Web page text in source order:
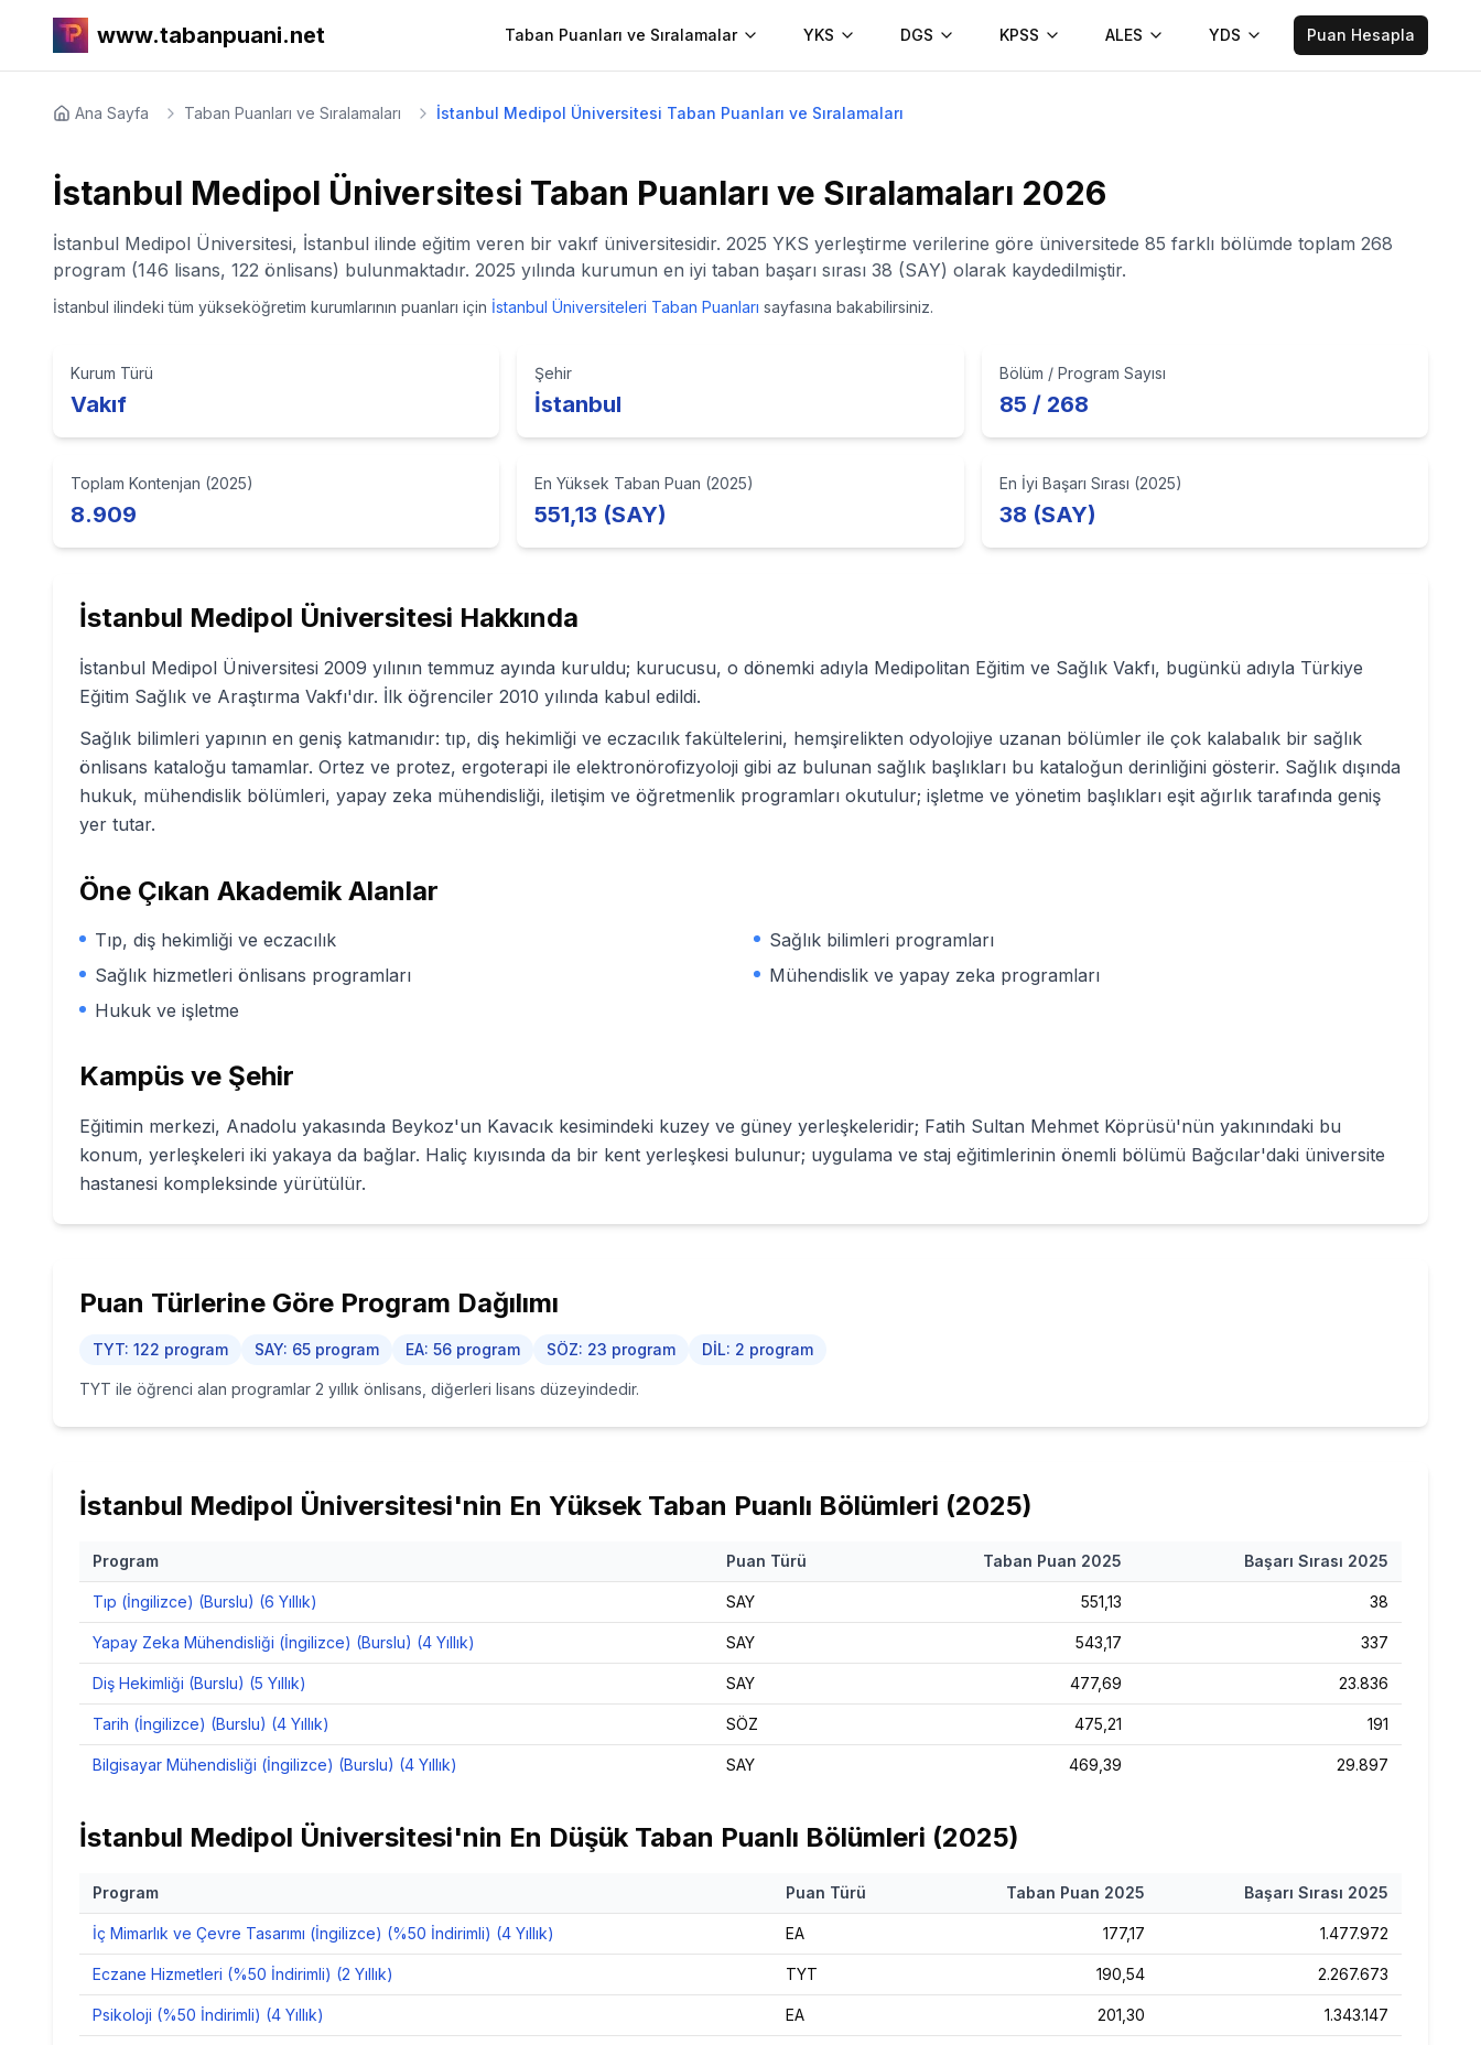
www.tabanpuani.net Taban Puanları ve Sıralamalar YKS DGS KPSS ALES YDS Puan Hesapla
Ana Sayfa Taban Puanları ve Sıralamaları İstanbul Medipol Üniversitesi Taban Puanları ve Sıralamaları
İstanbul Medipol Üniversitesi Taban Puanları ve Sıralamaları 2026
İstanbul Medipol Üniversitesi, İstanbul ilinde eğitim veren bir vakıf üniversitesidir. 2025 YKS yerleştirme verilerine göre üniversitede 85 farklı bölümde toplam 268
program (146 lisans, 122 önlisans) bulunmaktadır. 2025 yılında kurumun en iyi taban başarı sırası 38 (SAY) olarak kaydedilmiştir.
İstanbul ilindeki tüm yükseköğretim kurumlarının puanları için İstanbul Üniversiteleri Taban Puanları sayfasına bakabilirsiniz.
Kurum Türü
Vakıf
Şehir
İstanbul
Bölüm / Program Sayısı
85 / 268
Toplam Kontenjan (2025)
8.909
En Yüksek Taban Puan (2025)
551,13 (SAY)
En İyi Başarı Sırası (2025)
38 (SAY)
İstanbul Medipol Üniversitesi Hakkında
İstanbul Medipol Üniversitesi 2009 yılının temmuz ayında kuruldu; kurucusu, o dönemki adıyla Medipolitan Eğitim ve Sağlık Vakfı, bugünkü adıyla Türkiye
Eğitim Sağlık ve Araştırma Vakfı'dır. İlk öğrenciler 2010 yılında kabul edildi.
Sağlık bilimleri yapının en geniş katmanıdır: tıp, diş hekimliği ve eczacılık fakültelerini, hemşirelikten odyolojiye uzanan bölümler ile çok kalabalık bir sağlık
önlisans kataloğu tamamlar. Ortez ve protez, ergoterapi ile elektronörofizyoloji gibi az bulunan sağlık başlıkları bu kataloğun derinliğini gösterir. Sağlık dışında
hukuk, mühendislik bölümleri, yapay zeka mühendisliği, iletişim ve öğretmenlik programları okutulur; işletme ve yönetim başlıkları eşit ağırlık tarafında geniş
yer tutar.
Öne Çıkan Akademik Alanlar
Tıp, diş hekimliği ve eczacılık
Sağlık bilimleri programları
Sağlık hizmetleri önlisans programları
Mühendislik ve yapay zeka programları
Hukuk ve işletme
Kampüs ve Şehir
Eğitimin merkezi, Anadolu yakasında Beykoz'un Kavacık kesimindeki kuzey ve güney yerleşkeleridir; Fatih Sultan Mehmet Köprüsü'nün yakınındaki bu
konum, yerleşkeleri iki yakaya da bağlar. Haliç kıyısında da bir kent yerleşkesi bulunur; uygulama ve staj eğitimlerinin önemli bölümü Bağcılar'daki üniversite
hastanesi kompleksinde yürütülür.
Puan Türlerine Göre Program Dağılımı
TYT: 122 program SAY: 65 program EA: 56 program SÖZ: 23 program DİL: 2 program
TYT ile öğrenci alan programlar 2 yıllık önlisans, diğerleri lisans düzeyindedir.
İstanbul Medipol Üniversitesi'nin En Yüksek Taban Puanlı Bölümleri (2025)
Program Puan Türü Taban Puan 2025 Başarı Sırası 2025
Tıp (İngilizce) (Burslu) (6 Yıllık) SAY 551,13 38
Yapay Zeka Mühendisliği (İngilizce) (Burslu) (4 Yıllık) SAY 543,17 337
Diş Hekimliği (Burslu) (5 Yıllık) SAY 477,69 23.836
Tarih (İngilizce) (Burslu) (4 Yıllık) SÖZ 475,21 191
Bilgisayar Mühendisliği (İngilizce) (Burslu) (4 Yıllık) SAY 469,39 29.897
İstanbul Medipol Üniversitesi'nin En Düşük Taban Puanlı Bölümleri (2025)
Program Puan Türü Taban Puan 2025 Başarı Sırası 2025
İç Mimarlık ve Çevre Tasarımı (İngilizce) (%50 İndirimli) (4 Yıllık) EA 177,17 1.477.972
Eczane Hizmetleri (%50 İndirimli) (2 Yıllık) TYT 190,54 2.267.673
Psikoloji (%50 İndirimli) (4 Yıllık) EA 201,30 1.343.147